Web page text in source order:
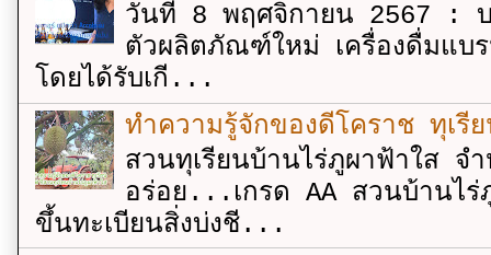
วันที่ 8 พฤศจิกายน 2567 : บ
ตัวผลิตภัณฑ์ใหม่ เครื่องดื่มแบ
โดยได้รับเกี...
ทำความรู้จักของดีโคราช ทุเรี
สวนทุเรียนบ้านไร่ภูผาฟ้าใส
อร่อย...เกรด AA สวนบ้านไ
ขึ้นทะเบียนสิ่งบ่งชี...